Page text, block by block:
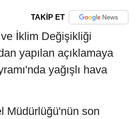
TAKİP ET
İklim Değişikliği
yapılan açıklamaya
yağışlı hava
Müdürlüğü'nün son